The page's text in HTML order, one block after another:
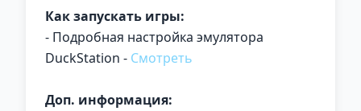
Как запускать игры:
- Подробная настройка эмулятора
DuckStation - Смотреть
Доп. информация: